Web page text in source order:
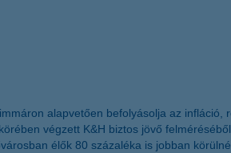
alapvetően befolyásolja az
végzett K&H biztos jövő
élők 80 százaléka is jobban